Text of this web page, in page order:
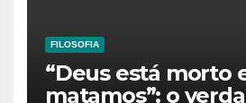
FILOSOFIA
“Deus está morto
matamos”: o